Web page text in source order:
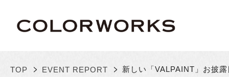
TOP > EVENT REPORT > 新しい「VALPAINT」お披露